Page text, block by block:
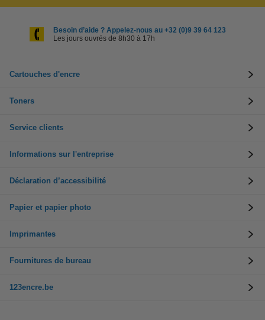
Besoin d’aide ? Appelez-nous au +32 (0)9 39 64 123
Les jours ouvrés de 8h30 à 17h
Cartouches d'encre
Toners
Service clients
Informations sur l'entreprise
Déclaration d’accessibilité
Papier et papier photo
Imprimantes
Fournitures de bureau
123encre.be